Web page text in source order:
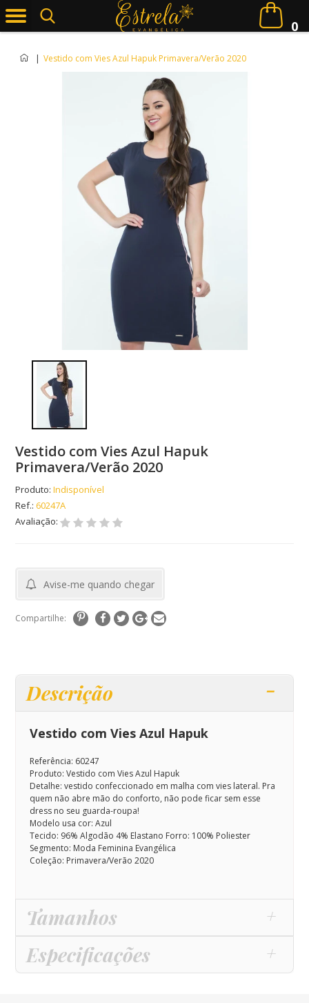
0
| Vestido com Vies Azul Hapuk Primavera/Verão 2020
Vestido com Vies Azul Hapuk
Primavera/Verão 2020
Produto: Indisponível
Ref.: 60247A
Avaliação:
Avise-me quando chegar
Compartilhe:
Descrição
Vestido com Vies Azul Hapuk
Referência: 60247
Produto: Vestido com Vies Azul Hapuk
Detalhe: vestido confeccionado em malha com vies lateral. Pra
quem não abre mão do conforto, não pode ficar sem esse
dress no seu guarda-roupa!
Modelo usa cor: Azul
Tecido: 96% Algodão 4% Elastano Forro: 100% Poliester
Segmento: Moda Feminina Evangélica
Coleção: Primavera/Verão 2020
Tamanhos
Especificações